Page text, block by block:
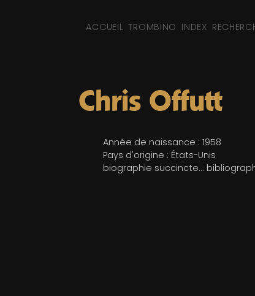
ACCUEIL TROMBINO INDEX
Chris Offutt
Année de naissance : 1958
Pays d'origine : États-Unis
biographie succincte...